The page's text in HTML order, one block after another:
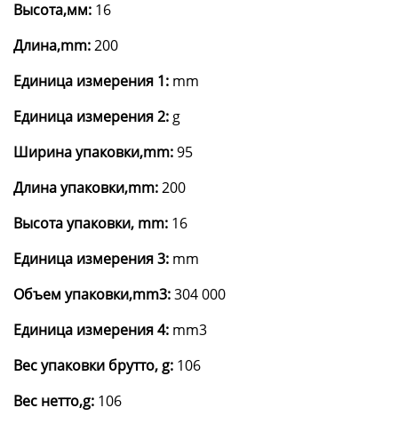
Высота,мм: 16
Длина,mm:200
Единица измерения 1: mm
Единица измерения 2: g
Ширина упаковки,mm:95
Длина упаковки,mm:200
Высота упаковки, mm: 16
Единица измерения 3: mm
Объем упаковки,mm3:304 000
Единица измерения 4: mm3
Вес упаковки брутто, g: 106
Вес нетто,g: 106